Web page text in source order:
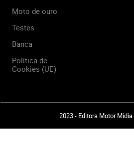
Moto de ouro
Testes
Banca
Política de
Cookies (UE)
2023 - Editora Motor